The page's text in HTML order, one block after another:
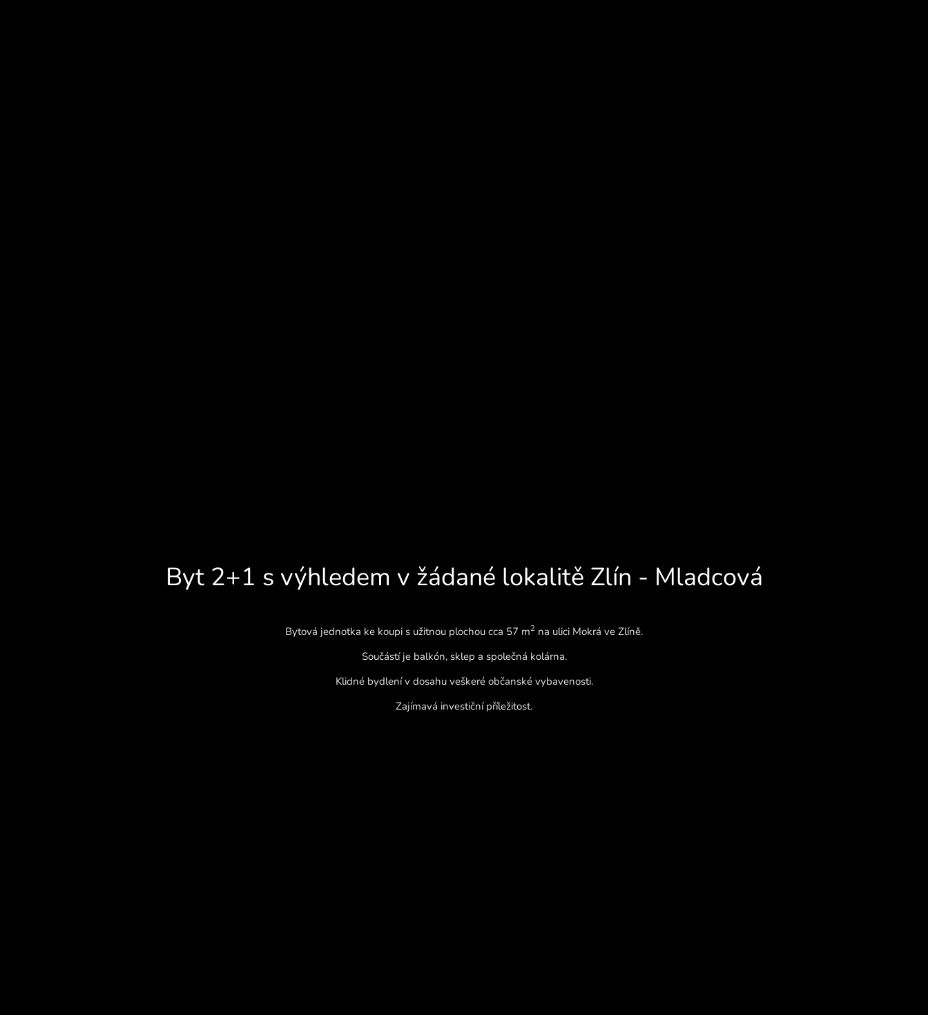
Byt 2+1 s výhledem v žádané lokalitě Zlín - Mladcová
Bytová jednotka ke koupi s užitnou plochou cca 57 m2 na ulici Mokrá ve Zlíně.
Součástí je balkón, sklep a společná kolárna.
Klidné bydlení v dosahu veškeré občanské vybavenosti.
Zajímavá investiční příležitost.